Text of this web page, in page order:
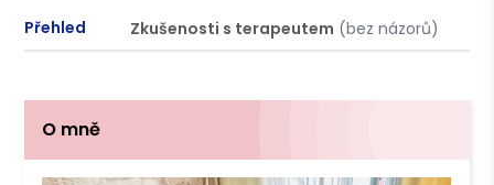
Přehled Zkušenosti s terapeutem (bez názorů)
O mně